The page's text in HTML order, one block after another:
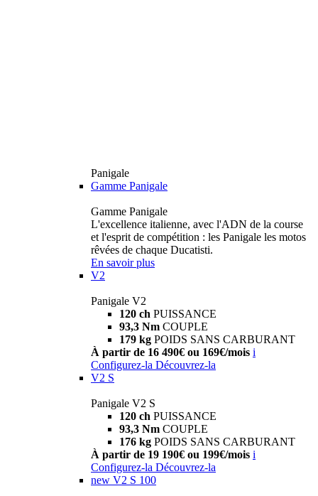
Panigale
Gamme Panigale
Gamme Panigale
L'excellence italienne, avec l'ADN de la course
et l'esprit de compétition : les Panigale les motos
rêvées de chaque Ducatisti.
En savoir plus
V2
Panigale V2
120 ch PUISSANCE
93,3 Nm COUPLE
179 kg POIDS SANS CARBURANT
À partir de 16 490€ ou 169€/mois i
Configurez-la Découvrez-la
V2 S
Panigale V2 S
120 ch PUISSANCE
93,3 Nm COUPLE
176 kg POIDS SANS CARBURANT
À partir de 19 190€ ou 199€/mois i
Configurez-la Découvrez-la
new V2 S 100